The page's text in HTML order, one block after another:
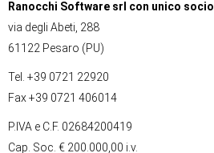
Ranocchi Software srl con unico socio
via degli Abeti, 288
61122 Pesaro (PU)
Tel. +39 0721 22920
Fax +39 0721 406014
P.IVA e C.F. 02684200419
Cap. Soc. € 200.000,00 i.v.